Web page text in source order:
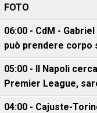
FOTO
06:00 - CdM -
può prendere corpo
05:00 - Il Napoli
Premier League,
04:00 - Cajuste-